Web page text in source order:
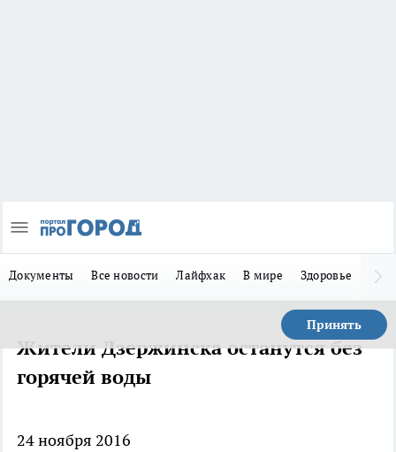
Документы Все новости Лайфхак В мире Здоровье
Принять
Жители Дзержинска останутся без
горячей воды
24 ноября 2016